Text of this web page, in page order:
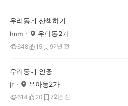
우리동네 산책하기
hnm 우아동2가
648 15 92년 전
우리동네 인증
jr 우아동2가
614 20 72년 전